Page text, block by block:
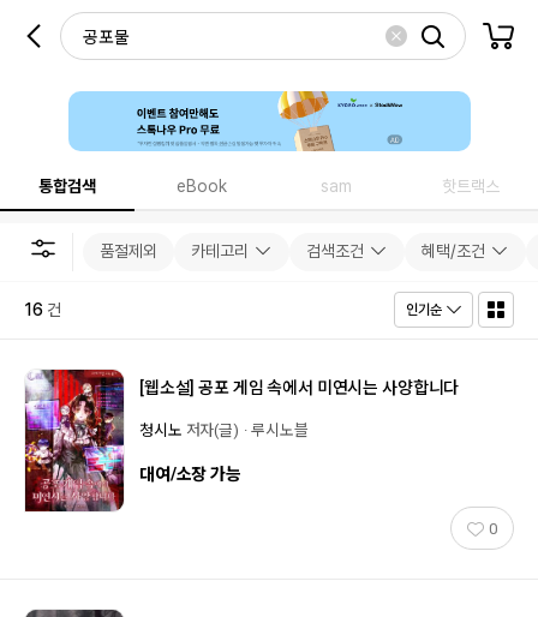
통합검색 eBook sam 핫트랙스
품절제외 카테고리 검색조건 혜택/조건
16 건 인기순
[웹소설] 공포 게임 속에서 미연시는 사양합니다
청시노 저자(글) 루시노블
대여/소장 가능
0